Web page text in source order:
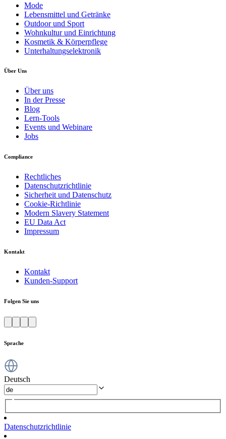
Mode
Lebensmittel und Getränke
Outdoor und Sport
Wohnkultur und Einrichtung
Kosmetik & Körperpflege
Unterhaltungselektronik
Über Uns
Über uns
In der Presse
Blog
Lern-Tools
Events und Webinare
Jobs
Compliance
Rechtliches
Datenschutzrichtlinie
Sicherheit und Datenschutz
Cookie-Richtlinie
Modern Slavery Statement
EU Data Act
Impressum
Kontakt
Kontakt
Kunden-Support
Folgen Sie uns
Sprache
Deutsch
Datenschutzrichtlinie